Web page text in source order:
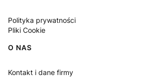
Polityka prywatności
Pliki Cookie
O NAS
Kontakt i dane firmy